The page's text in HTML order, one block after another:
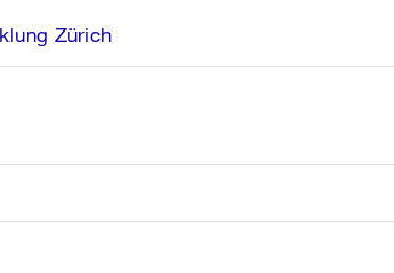
Zürich